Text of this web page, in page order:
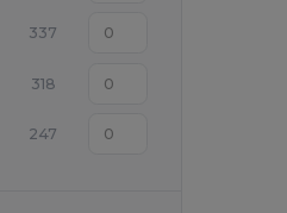
337
318
247